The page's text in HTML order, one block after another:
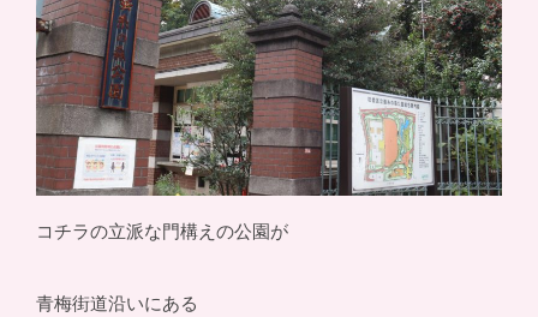
コチラの立派な門構えの公園が
青梅街道沿いにある